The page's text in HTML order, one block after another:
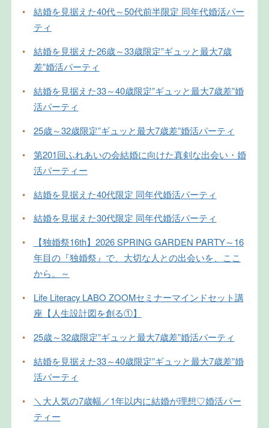
•
結婚を見据えた40代～50代前半限定 同年代婚活パー
ティ
•
結婚を見据えた26歳～33歳限定”ギュッと最大7歳
差”婚活パーティ
•
結婚を見据えた33～40歳限定”ギュッと最大7歳差”婚
活パーティ
•
25歳～32歳限定”ギュッと最大7歳差”婚活パーティ
•
第201回ふれあいの会結婚に向けた真剣な出会い・婚
活パーティー
•
結婚を見据えた40代限定 同年代婚活パーティ
•
結婚を見据えた30代限定 同年代婚活パーティ
•
【独婚祭16th】2026 SPRING GARDEN PARTY～16
年目の『独婚祭』で、大切な人との出会いを、ここ
から。～
•
Life Literacy LABO ZOOMセミナーマインドセット講
座【人生設計図を創る①】
•
25歳～32歳限定”ギュッと最大7歳差”婚活パーティ
•
結婚を見据えた33～40歳限定”ギュッと最大7歳差”婚
活パーティ
•
＼大人気の7歳幅／1年以内に結婚が理想♡婚活パー
ティー